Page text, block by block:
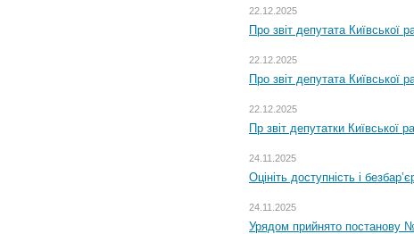
22.12.2025
Про звіт депутата Київської
22.12.2025
Про звіт депутата Київської
22.12.2025
Пр звіт депутатки Київської
24.11.2025
Оцініть доступність і
24.11.2025
Урядом прийнято постанову №